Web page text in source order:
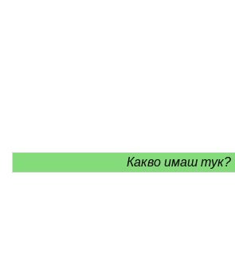
Какво имаш тук?